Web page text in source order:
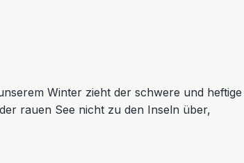
Winter zieht der schwere und heftige
rauen See nicht zu den Inseln über,